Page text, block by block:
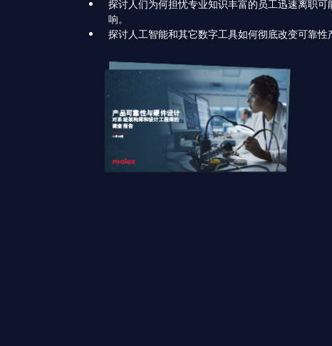
探讨人们为何担忧专业知识丰富的员工迅速离职
响。
探讨人工智能和其它数字工具如何彻底改变可靠性